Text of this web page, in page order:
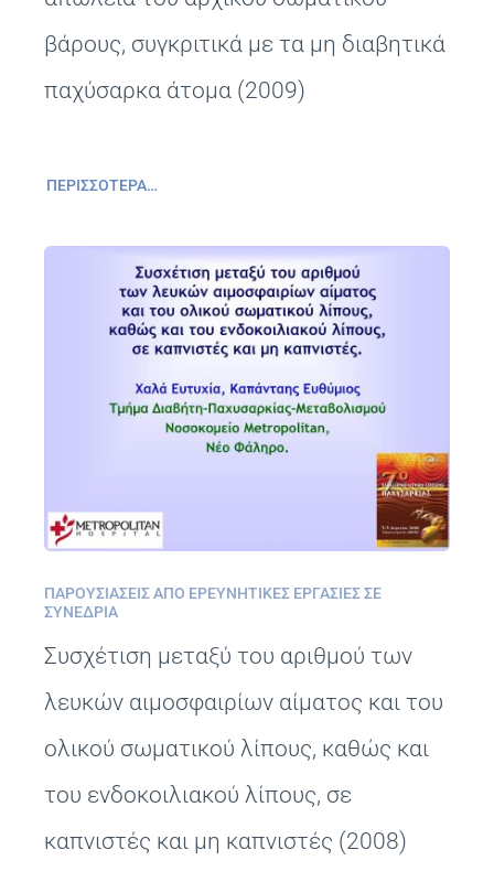
βάρους, συγκριτικά με τα μη διαβητικά
παχύσαρκα άτομα (2009)
ΠΕΡΙΣΣΌΤΕΡΑ…
ΠΑΡΟΥΣΙΆΣΕΙΣ ΑΠΌ ΕΡΕΥΝΗΤΙΚΈΣ ΕΡΓΑΣΊΕΣ ΣΕ
ΣΥΝΈΔΡΙΑ
Συσχέτιση μεταξύ του αριθμού των
λευκών αιμοσφαιρίων αίματος και του
ολικού σωματικού λίπους, καθώς και
του ενδοκοιλιακού λίπους, σε
καπνιστές και μη καπνιστές (2008)